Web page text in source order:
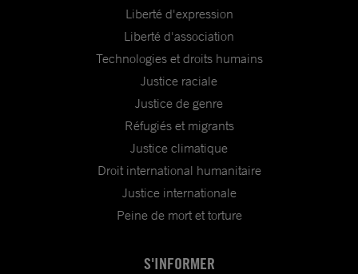
Liberté d'expression
Liberté d'association
Technologies et droits humains
Justice raciale
Justice de genre
Réfugiés et migrants
Justice climatique
Droit international humanitaire
Justice internationale
Peine de mort et torture
S'INFORMER